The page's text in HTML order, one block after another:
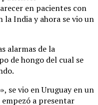
en pacientes con
India y ahora se vio un
alarmas de la
de hongo del cual se
se vio en Uruguay en un
a presentar